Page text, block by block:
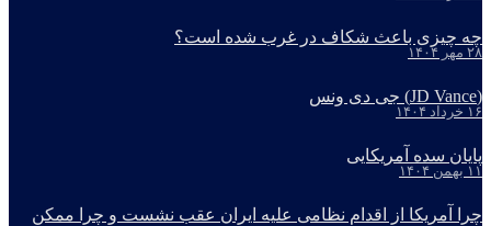
چه چیزی باعث شکاف در غرب شده است؟
۲۸ مهر ۱۴۰۴
(JD Vance) جی دی ونس
۱۶ خرداد ۱۴۰۴
پایان سده آمریکایی
۱۱ بهمن ۱۴۰۴
چرا آمریکا از اقدام نظامی علیه ایران عقب نشست و چرا ممکن